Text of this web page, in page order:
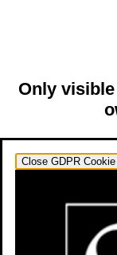
Only
Close GDPR